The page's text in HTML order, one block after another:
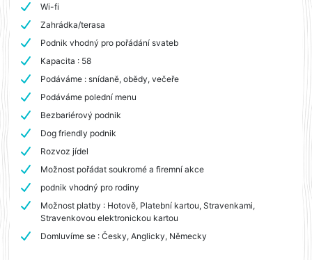
Wi-fi
Zahrádka/terasa
Podnik vhodný pro pořádání svateb
Kapacita : 58
Podáváme : snídaně, obědy, večeře
Podáváme polední menu
Bezbariérový podnik
Dog friendly podnik
Rozvoz jídel
Možnost pořádat soukromé a firemní akce
podnik vhodný pro rodiny
Možnost platby : Hotově, Platební kartou, Stravenkami,
Stravenkovou elektronickou kartou
Domluvíme se : Česky, Anglicky, Německy